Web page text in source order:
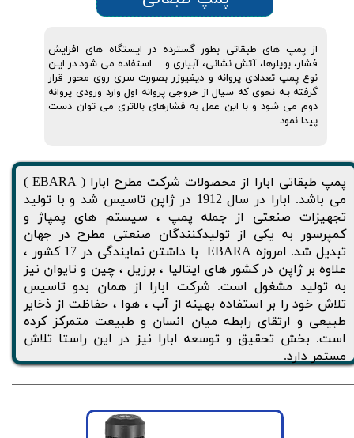
پمپ طبقاتی ابارا از محصولات شرکت مطرح ابارا ( EBARA )
می باشد. ابارا در سال 1912 در ژاپن تاسیس شد و با تولید
تجهیزات صنعتی از جمله پمپ ، سیستم های پمپاژ و
کمپرسور به یکی از تولیدکنندگان صنعتی مطرح در جهان
تبدیل شد. امروزه EBARA با داشتن نمایندگی در 17 کشور ،
علاوه بر ژاپن در کشور های ایتالیا ، برزیل ، چین و تایوان نیز
به تولید مشغول است. شرکت ابارا از همان بدو تاسيس
تلاش خود را بر استفاده بهينه از آب ، هوا ، حفاظت از ذخاير
طبيعی و ارتقای رابطه ميان انسان و طبيعت متمرکز کرده
است. بخش تحقيق و توسعه ابارا نيز در اين راستا تلاش
مستمر دارد.
از پمپ های طبقاتی بطور گسترده در ایستگاه های افزایش
فشار، بویلرها، آتش نشانی، آبیاری و ... استفاده می شود.در ایـن
نوع پمپ تعدادی پروانه و دیفیوزر بصورت سری روی محور قرار
گرفته بـه نحوی که سیال از خروجی پروانه اول وارد ورودی پروانه
دوم می شود و با این عمل به فشارهای بالاتری می توان دست
پیدا نمود.